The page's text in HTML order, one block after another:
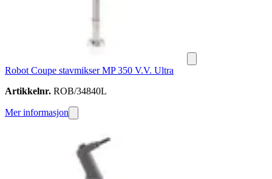
Robot Coupe stavmikser MP 350 V.V. Ultra
Artikkelnr. ROB/34840L
Mer informasjon